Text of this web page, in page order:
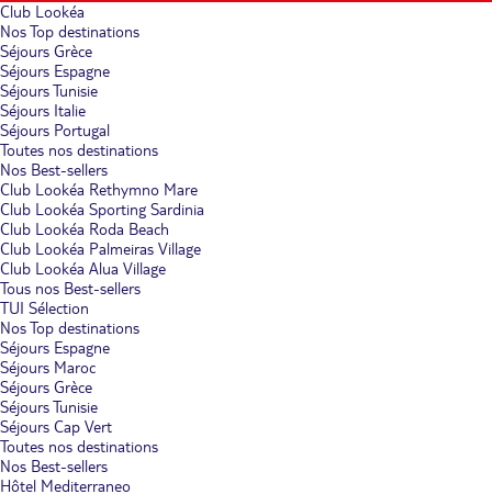
Club Lookéa
Nos Top destinations
Séjours Grèce
Séjours Espagne
Séjours Tunisie
Séjours Italie
Séjours Portugal
Toutes nos destinations
Nos Best-sellers
Club Lookéa Rethymno Mare
Club Lookéa Sporting Sardinia
Club Lookéa Roda Beach
Club Lookéa Palmeiras Village
Club Lookéa Alua Village
Tous nos Best-sellers
TUI Sélection
Nos Top destinations
Séjours Espagne
Séjours Maroc
Séjours Grèce
Séjours Tunisie
Séjours Cap Vert
Toutes nos destinations
Nos Best-sellers
Hôtel Mediterraneo